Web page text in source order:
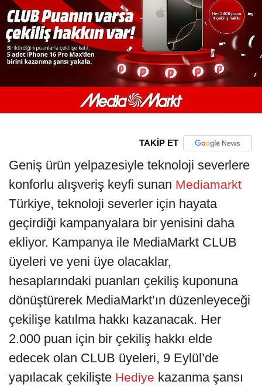
TAKİP ET
Geniş ürün yelpazesiyle teknoloji severlere
konforlu alışveriş keyfi sunan Mediamarkt
Türkiye, teknoloji severler için hayata
geçirdiği kampanyalara bir yenisini daha
ekliyor. Kampanya ile MediaMarkt CLUB
üyeleri ve yeni üye olacaklar,
hesaplarındaki puanları çekiliş kuponuna
dönüştürerek MediaMarkt’ın düzenleyeceği
çekilişe katılma hakkı kazanacak. Her
2.000 puan için bir çekiliş hakkı elde
edecek olan CLUB üyeleri, 9 Eylül’de
yapılacak çekilişte Hediye kazanma şansı